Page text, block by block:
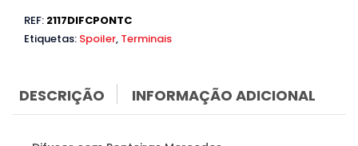
Ponteiras
Mercedes
X117
2018)
REF: 2117DIFCPONTC
Etiquetas: Spoiler, Terminais
DESCRIÇÃO INFORMAÇÃO ADICIONAL